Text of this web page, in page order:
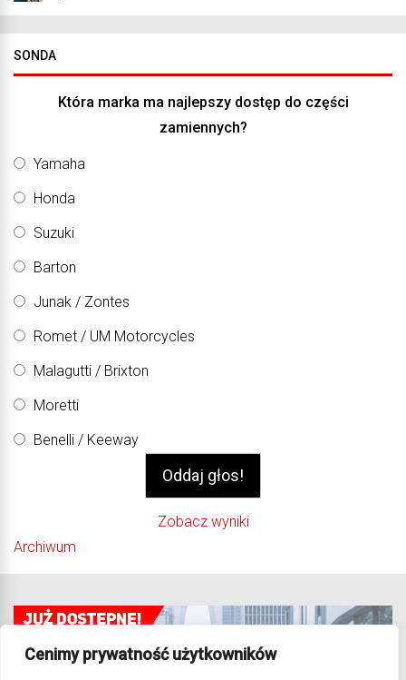
Cenimy prywatność użytkowników
SONDA
Która marka ma najlepszy dostęp do części
zamiennych?
Yamaha
Honda
Suzuki
Barton
Junak / Zontes
Romet / UM Motorcycles
Malagutti / Brixton
Moretti
Benelli / Keeway
Zobacz wyniki
Archiwum